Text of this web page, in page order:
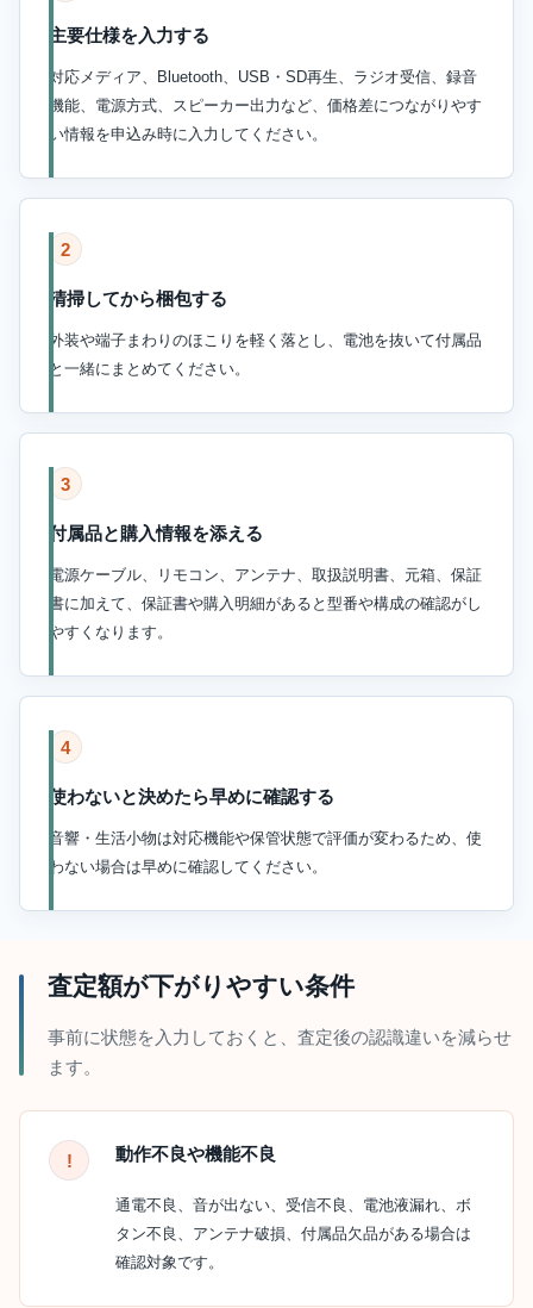
主要仕様を入力する
対応メディア、Bluetooth、USB・SD再生、ラジオ受信、録音
機能、電源方式、スピーカー出力など、価格差につながりやす
い情報を申込み時に入力してください。
2
清掃してから梱包する
外装や端子まわりのほこりを軽く落とし、電池を抜いて付属品
と一緒にまとめてください。
3
付属品と購入情報を添える
電源ケーブル、リモコン、アンテナ、取扱説明書、元箱、保証
書に加えて、保証書や購入明細があると型番や構成の確認がし
やすくなります。
4
使わないと決めたら早めに確認する
音響・生活小物は対応機能や保管状態で評価が変わるため、使
わない場合は早めに確認してください。
査定額が下がりやすい条件
事前に状態を入力しておくと、査定後の認識違いを減らせ
ます。
動作不良や機能不良
通電不良、音が出ない、受信不良、電池液漏れ、ボ
タン不良、アンテナ破損、付属品欠品がある場合は
確認対象です。